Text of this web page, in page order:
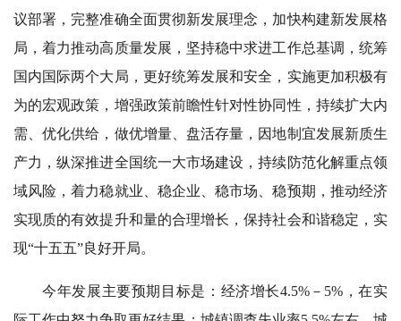
议部署，完整准确全面贯彻新发展理念，加快构建新发展格
局，着力推动高质量发展，坚持稳中求进工作总基调，统筹
国内国际两个大局，更好统筹发展和安全，实施更加积极有
为的宏观政策，增强政策前瞻性针对性协同性，持续扩大内
需、优化供给，做优增量、盘活存量，因地制宜发展新质生
产力，纵深推进全国统一大市场建设，持续防范化解重点领
域风险，着力稳就业、稳企业、稳市场、稳预期，推动经济
实现质的有效提升和量的合理增长，保持社会和谐稳定，实
现“十五五”良好开局。
今年发展主要预期目标是：经济增长4.5%－5%，在实